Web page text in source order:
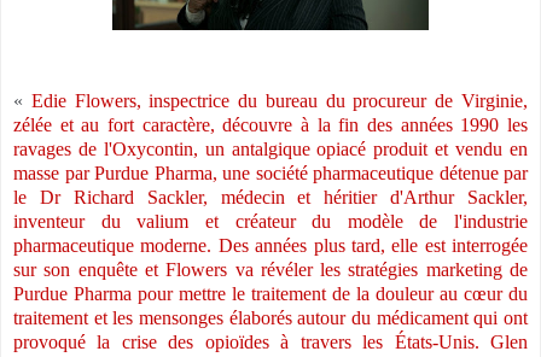
« Edie Flowers, inspectrice du bureau du procureur de Virginie,
zélée et au fort caractère, découvre à la fin des années 1990 les
ravages de l'Oxycontin, un antalgique opiacé produit et vendu en
masse par Purdue Pharma, une société pharmaceutique détenue par
le Dr Richard Sackler, médecin et héritier d'Arthur Sackler,
inventeur du valium et créateur du modèle de l'industrie
pharmaceutique moderne. Des années plus tard, elle est interrogée
sur son enquête et Flowers va révéler les stratégies marketing de
Purdue Pharma pour mettre le traitement de la douleur au cœur du
traitement et les mensonges élaborés autour du médicament qui ont
provoqué la crise des opioïdes à travers les États-Unis. Glen